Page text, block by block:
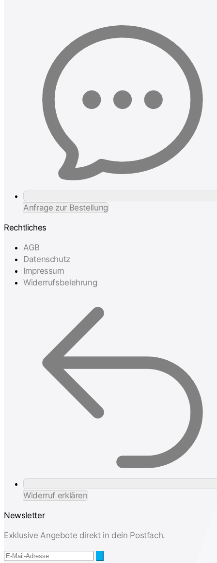
Anfrage zur Bestellung
Rechtliches
AGB
Datenschutz
Impressum
Widerrufsbelehrung
Widerruf erklären
Newsletter
Exklusive Angebote direkt in dein Postfach.